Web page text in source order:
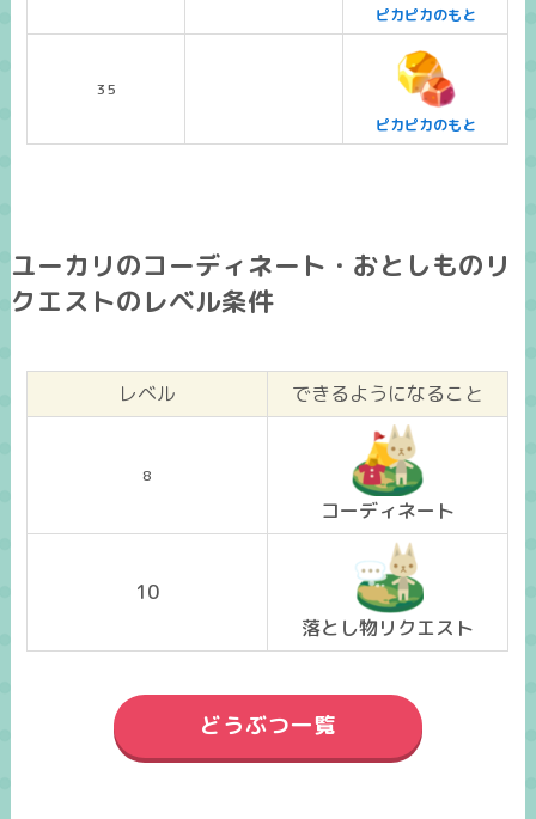
ピカピカのもと
35
ピカピカのもと
ユーカリのコーディネート・おとしものリ
クエストのレベル条件
レベル できるようになること
8
コーディネート
10
落とし物リクエスト
どうぶつ一覧